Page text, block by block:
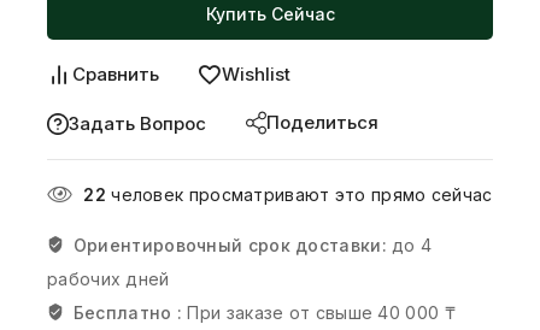
Купить Сейчас
Сравнить Wishlist
Задать Вопрос Поделиться
22 человек просматривают это прямо сейчас
Ориентировочный срок доставки: до 4
рабочих дней
Бесплатно :При заказе от свыше 40 000 ₸